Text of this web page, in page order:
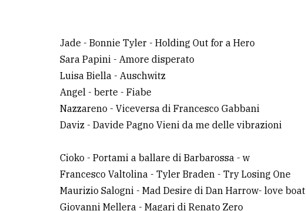
Jade - Bonnie Tyler - Holding Out for a Hero
Sara Papini - Amore disperato
Luisa Biella - Auschwitz
Angel - berte - Fiabe
Nazzareno - Viceversa di Francesco Gabbani
Daviz - Davide Pagno Vieni da me delle vibrazioni
Cioko - Portami a ballare di Barbarossa - w
Francesco Valtolina - Tyler Braden - Try Losing One
Maurizio Salogni - Mad Desire di Dan Harrow- love boat
Giovanni Mellera - Magari di Renato Zero